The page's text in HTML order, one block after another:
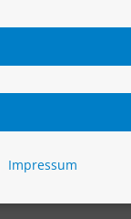
Impressum